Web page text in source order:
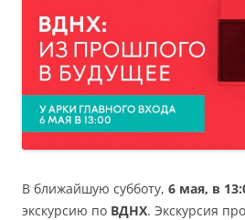
В ближайшую субботу, 6 мая, в
экскурсию по ВДНХ. Экскурсия